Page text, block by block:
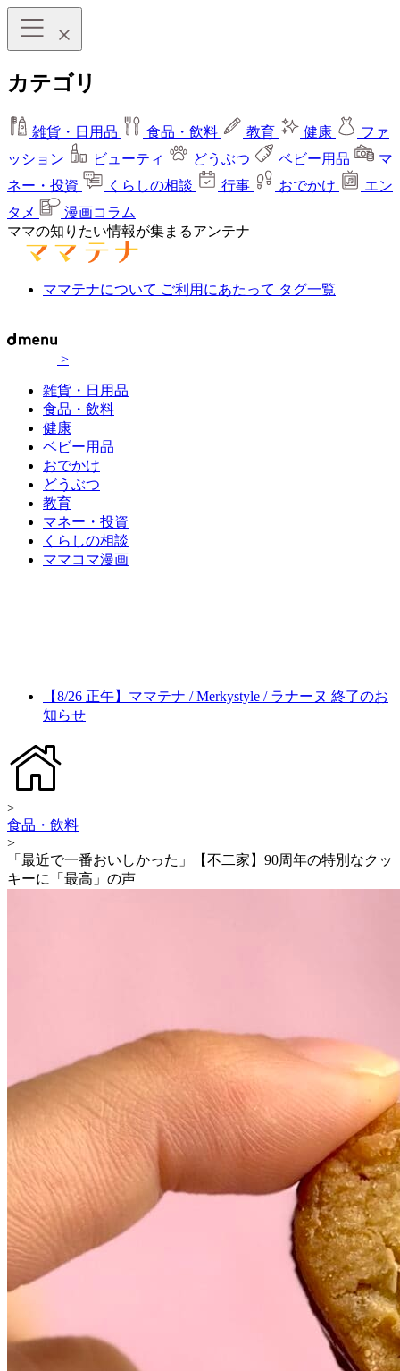
カテゴリ
雑貨・日用品 食品・飲料 教育 健康
ファ
ッション
ビューティ どうぶつ ベビー用品
マ
ネー・投資
くらしの相談 行事 おでかけ
エン
タメ
漫画コラム
ママの知りたい情報が集まるアンテナ
ママテナについて ご利用にあたって タグ一覧
>
雑貨・日用品
食品・飲料
健康
ベビー用品
おでかけ
どうぶつ
教育
マネー・投資
くらしの相談
ママコマ漫画
【8/26 正午】ママテナ / Merkystyle / ラナーヌ 終了のお
知らせ
>
食品・飲料
>
「最近で一番おいしかった」【不二家】90周年の特別なクッ
キーに「最高」の声